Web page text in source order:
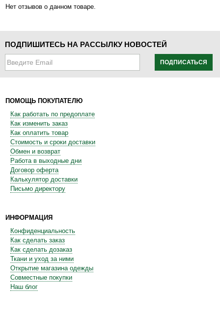
Нет отзывов о данном товаре.
ПОДПИШИТЕСЬ НА РАССЫЛКУ НОВОСТЕЙ
ПОДПИСАТЬСЯ
ПОМОЩЬ ПОКУПАТЕЛЮ
Как работать по предоплате
Как изменить заказ
Как оплатить товар
Стоимость и сроки доставки
Обмен и возврат
Работа в выходные дни
Договор оферта
Калькулятор доставки
Письмо директору
ИНФОРМАЦИЯ
Конфиденциальность
Как сделать заказ
Как сделать дозаказ
Ткани и уход за ними
Открытие магазина одежды
Совместные покупки
Наш блог